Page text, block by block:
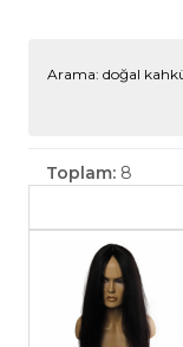
Arama: doğal
Toplam: 8